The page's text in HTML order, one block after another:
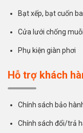
Bạt xếp, bạt cuốn
Cửa lưới chống muỗi
Phụ kiện giàn phơi
Hỗ trợ khách
Chính sách bảo
Chính sách đổi/trả